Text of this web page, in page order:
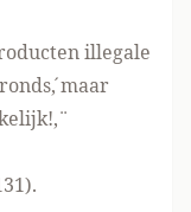
illegale
maar
).